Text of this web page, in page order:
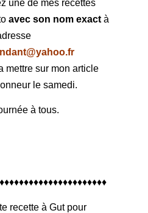
une de mes recettes
avec son nom exactà
mettre sur mon article
le samedi.
à tous.
recette à Gut pour